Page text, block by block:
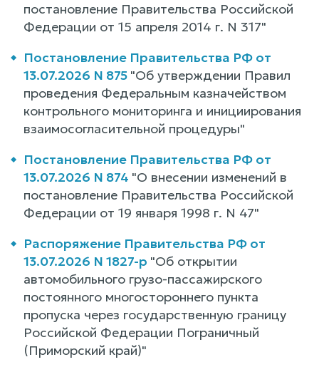
постановление Правительства Российской
Федерации от 15 апреля 2014 г. N 317"
Постановление Правительства РФ от
13.07.2026 N 875 "Об утверждении Правил
проведения Федеральным казначейством
контрольного мониторинга и инициирования
взаимосогласительной процедуры"
Постановление Правительства РФ от
13.07.2026 N 874 "О внесении изменений в
постановление Правительства Российской
Федерации от 19 января 1998 г. N 47"
Распоряжение Правительства РФ от
13.07.2026 N 1827-р "Об открытии
автомобильного грузо-пассажирского
постоянного многостороннего пункта
пропуска через государственную границу
Российской Федерации Пограничный
(Приморский край)"